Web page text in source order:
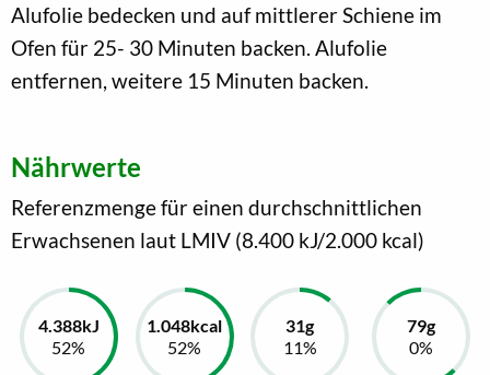
Alufolie bedecken und auf mittlerer Schiene im
Ofen für 25- 30 Minuten backen. Alufolie
entfernen, weitere 15 Minuten backen.
Nährwerte
Referenzmenge für einen durchschnittlichen
Erwachsenen laut LMIV (8.400 kJ/2.000 kcal)